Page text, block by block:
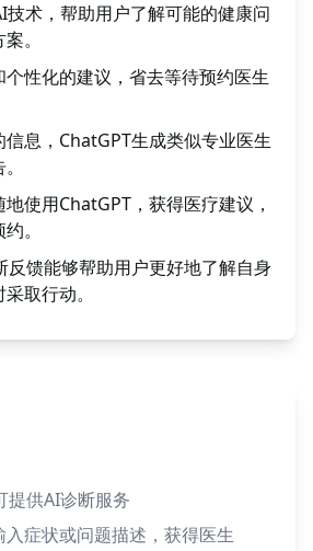
技术，帮助用户了解可能的健康问
。
性化的建议，省去等待预约医生
息，ChatGPT生成类似专业医生
使用ChatGPT，获得医疗建议，
。
反馈能够帮助用户更好地了解自身
取行动。
提供AI诊断服务
入症状或问题描述，获得医生